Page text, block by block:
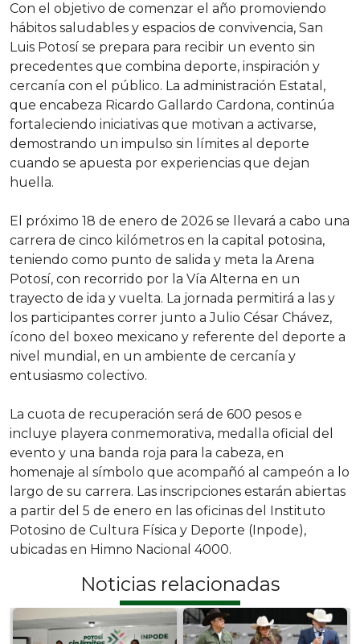
Con el objetivo de comenzar el año promoviendo
hábitos saludables y espacios de convivencia, San
Luis Potosí se prepara para recibir un evento sin
precedentes que combina deporte, inspiración y
cercanía con el público. La administración Estatal,
que encabeza Ricardo Gallardo Cardona, continúa
fortaleciendo iniciativas que motivan a activarse,
demostrando un impulso sin límites al deporte
cuando se apuesta por experiencias que dejan
huella.
El próximo 18 de enero de 2026 se llevará a cabo una
carrera de cinco kilómetros en la capital potosina,
teniendo como punto de salida y meta la Arena
Potosí, con recorrido por la Vía Alterna en un
trayecto de ida y vuelta. La jornada permitirá a las y
los participantes correr junto a Julio César Chávez,
ícono del boxeo mexicano y referente del deporte a
nivel mundial, en un ambiente de cercanía y
entusiasmo colectivo.
La cuota de recuperación será de 600 pesos e
incluye playera conmemorativa, medalla oficial del
evento y una banda roja para la cabeza, en
homenaje al símbolo que acompañó al campeón a lo
largo de su carrera. Las inscripciones estarán abiertas
a partir del 5 de enero en las oficinas del Instituto
Potosino de Cultura Física y Deporte (Inpode),
ubicadas en Himno Nacional 4000.
Noticias relacionadas